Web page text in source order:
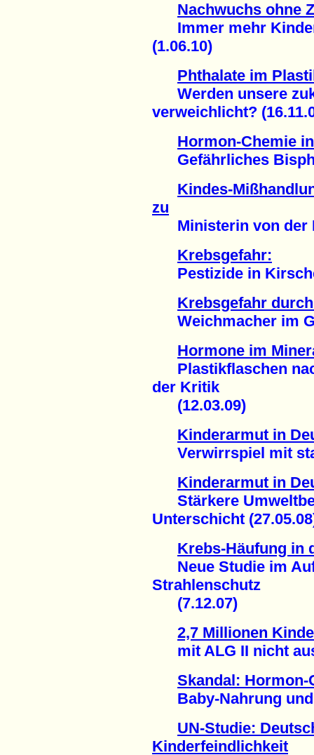
Nachwuchs ohne
Immer mehr
(1.06.10)
Phthalate im
Werden unsere
verweichlicht?
Hormon-Chemie
Gefährliches
Kindes-
zu
Ministerin von der
Krebsgefahr:
Pestizide in
Krebsgefahr
Weichmacher im
Hormone im
Plastikflaschen
der Kritik
(12.03.09)
Kinderarmut in
Verwirrspiel mit
Kinderarmut in
Stärkere
Unterschicht
Krebs-Häufung in
Neue Studie im
Strahlenschutz
(7.12.07)
2,7 Millionen
mit ALG II nicht
Skandal: Hormon-
Baby-Nahrung und
UN-Studie:
Kinderfeindlichkeit